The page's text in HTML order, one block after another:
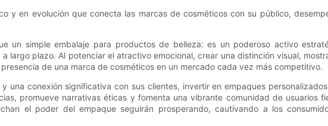
y en evolución que conecta las marcas de cosméticos con su público,
un simple embalaje para productos de belleza: es un poderoso activo
largo plazo. Al potenciar el atractivo emocional, crear una distinción visual,
de una marca de cosméticos en un mercado cada vez más competitivo.
una conexión significativa con sus clientes, invertir en empaques
promueve narrativas éticas y fomenta una vibrante comunidad de usuarios
el poder del empaque seguirán prosperando, cautivando a los